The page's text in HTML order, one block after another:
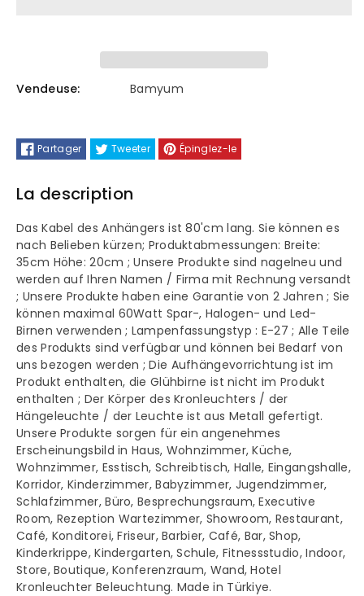
Champion
Spezial
Kabel
Kronleuchter
Champion
Spezial
Kabel
Kronleuchter
Vendeuse: Bamyum
Partager Tweeter Épinglez-le
La description
Das Kabel des Anhängers ist 80'cm lang. Sie können es
nach Belieben kürzen; Produktabmessungen: Breite:
35cm Höhe: 20cm ; Unsere Produkte sind nagelneu und
werden auf Ihren Namen / Firma mit Rechnung versandt
; Unsere Produkte haben eine Garantie von 2 Jahren ; Sie
können maximal 60Watt Spar-, Halogen- und Led-
Birnen verwenden ; Lampenfassungstyp : E-27 ; Alle Teile
des Produkts sind verfügbar und können bei Bedarf von
uns bezogen werden ; Die Aufhängevorrichtung ist im
Produkt enthalten, die Glühbirne ist nicht im Produkt
enthalten ; Der Körper des Kronleuchters / der
Hängeleuchte / der Leuchte ist aus Metall gefertigt.
Unsere Produkte sorgen für ein angenehmes
Erscheinungsbild in Haus, Wohnzimmer, Küche,
Wohnzimmer, Esstisch, Schreibtisch, Halle, Eingangshalle,
Korridor, Kinderzimmer, Babyzimmer, Jugendzimmer,
Schlafzimmer, Büro, Besprechungsraum, Executive
Room, Rezeption Wartezimmer, Showroom, Restaurant,
Café, Konditorei, Friseur, Barbier, Café, Bar, Shop,
Kinderkrippe, Kindergarten, Schule, Fitnessstudio, Indoor,
Store, Boutique, Konferenzraum, Wand, Hotel
Kronleuchter Beleuchtung. Made in Türkiye.